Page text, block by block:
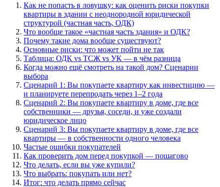
Как не попасть в ловушку: как оценить риски покупки
квартиры в здании с неоднородной юридической
структурой (частная часть, ОДК)
Что вообще такое «частная часть здания» и ОДК?
Почему такие дома вообще существуют?
Основные риски: что может пойти не так
Таблица: ОДК vs ТСЖ vs УК — в чём разница
Когда можно ещё смотреть на такой дом? Сценарии
выбора
Сценарий 1: Вы покупаете квартиру как инвестицию —
и планируете перепродать через 1–2 года
Сценарий 2: Вы покупаете квартиру в доме, где все
собственники — друзья, соседи, и уже создали
юридическое лицо
Сценарий 3: Вы покупаете квартиру в доме, где все
квартиры — в собственности одного человека
Частые ошибки покупателей
Как проверить дом перед покупкой — пошагово
Что делать, если вы уже купили?
Что выбрать: покупать или нет?
Итог: что делать прямо сейчас